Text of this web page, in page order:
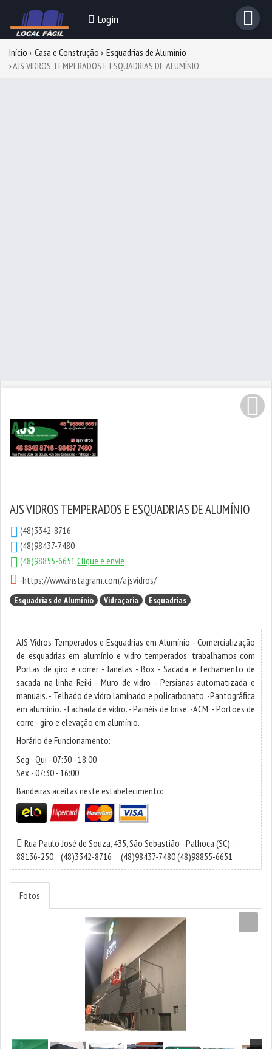
Login
Início Casa e Construção
Esquadrias de Alumínio
AJS VIDROS TEMPERADOS E ESQUADRIAS DE ALUMÍNIO
AJS VIDROS TEMPERADOS E ESQUADRIAS DE ALUMÍNIO
(48)3342-8716
(48)98437-7480
(48)98855-6651 Clique e envie
-https://www.instagram.com/ajsvidros/
Esquadrias de Alumínio Vidraçaria Esquadrias
AJS Vidros Temperados e Esquadrias em Alumínio - Comercialização
de esquadrias em alumínio e vidro temperados, trabalhamos com
Portas de giro e correr - Janelas - Box - Sacada, e fechamento de
sacada na linha Reiki - Muro de vidro - Persianas automatizada e
manuais. - Telhado de vidro laminado e policarbonato. -Pantográfica
em alumínio. - Fachada de vidro. - Painéis de brise. -ACM. - Portões de
corre - giro e elevação em alumínio.
Horário de Funcionamento:
Seg - Qui - 07:30 - 18:00
Sex - 07:30 - 16:00
Bandeiras aceitas neste estabelecimento:
Rua Paulo José de Souza, 435,São Sebastião -Palhoca (SC) -
88136-250 (48)3342-8716 (48)98437-7480(48)98855-6651
Fotos